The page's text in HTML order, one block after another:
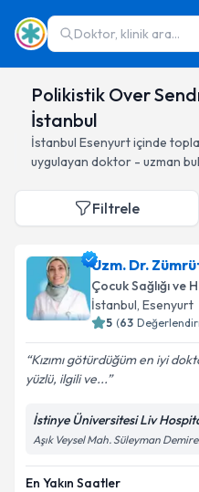
Doktor, klinik ara...
Polikistik Over
İstanbul
İstanbul Esenyurtiçinde
uygulayan doktor - uzman
Filtrele
Uzm. Dr.
Çocuk Sağlığı ve
İstanbul, Esenyurt
5 (63
Kızımı götürdüğüm en iyi
yüzlü, ilgili ve...
İstinye Üniversitesi Liv
Aşık Veysel Mah. Süleyman
En Yakın Saatler